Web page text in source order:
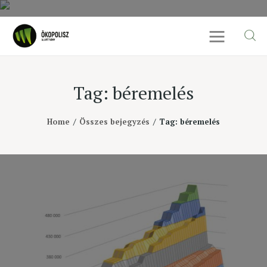
Tag: béremelés
Home Összes bejegyzés Tag: béremelés
Rólunk
Cikkek
SDG célok
Ellensúly